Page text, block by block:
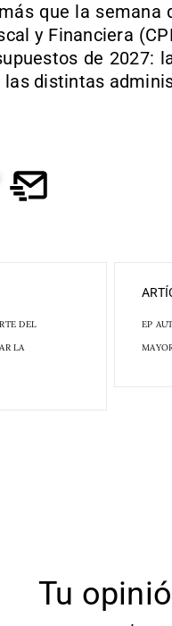
que la
y Financiera
de 2027:
distintas
DEL
LA
EP
Tu